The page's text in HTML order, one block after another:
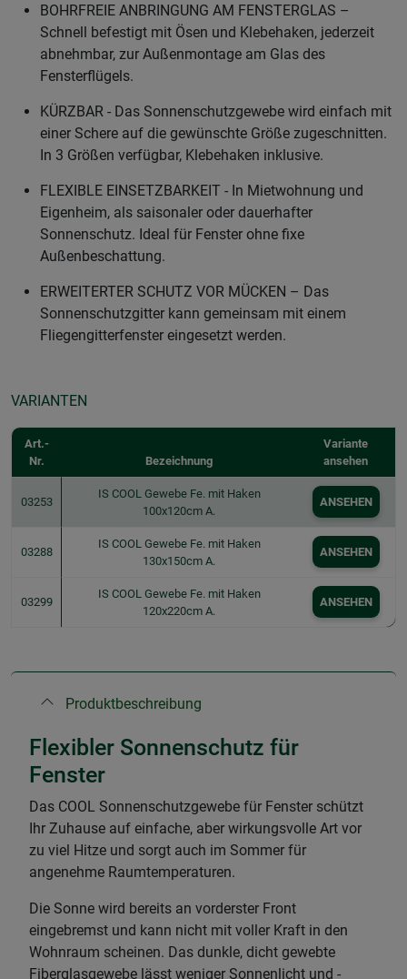
BOHRFREIE ANBRINGUNG AM FENSTERGLAS –
Schnell befestigt mit Ösen und Klebehaken, jederzeit
abnehmbar, zur Außenmontage am Glas des
Fensterflügels.
KÜRZBAR - Das Sonnenschutzgewebe wird einfach mit
einer Schere auf die gewünschte Größe zugeschnitten.
In 3 Größen verfügbar, Klebehaken inklusive.
FLEXIBLE EINSETZBARKEIT - In Mietwohnung und
Eigenheim, als saisonaler oder dauerhafter
Sonnenschutz. Ideal für Fenster ohne fixe
Außenbeschattung.
ERWEITERTER SCHUTZ VOR MÜCKEN – Das
Sonnenschutzgitter kann gemeinsam mit einem
Fliegengitterfenster eingesetzt werden.
VARIANTEN
Art.-
Nr.
Bezeichnung
Variante
ansehen
03253
IS COOL Gewebe Fe. mit Haken
100x120cm A.
ANSEHEN
03288
IS COOL Gewebe Fe. mit Haken
130x150cm A.
ANSEHEN
03299
IS COOL Gewebe Fe. mit Haken
120x220cm A.
ANSEHEN
Produktbeschreibung
Flexibler Sonnenschutz für
Fenster
Das COOL Sonnenschutzgewebe für Fenster schützt
Ihr Zuhause auf einfache, aber wirkungsvolle Art vor
zu viel Hitze und sorgt auch im Sommer für
angenehme Raumtemperaturen.
Die Sonne wird bereits an vorderster Front
eingebremst und kann nicht mit voller Kraft in den
Wohnraum scheinen. Das dunkle, dicht gewebte
Fiberglasgewebe lässt weniger Sonnenlicht und -